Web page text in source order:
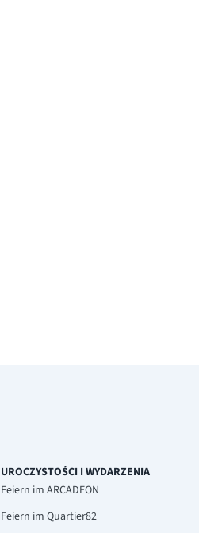
UROCZYSTOŚCI I WYDARZENIA
Feiern im ARCADEON
Feiern im Quartier82